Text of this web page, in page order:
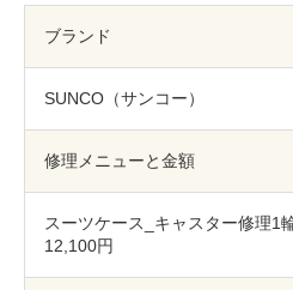
包丁研ぎ
店舗を探す
オンライン修理見積もりサービス（
よくあるご質問
お問い合わせ
ブランド
SUNCO（サンコー）
修理メニューと金額
スーツケース_キャスター修理
12,100円